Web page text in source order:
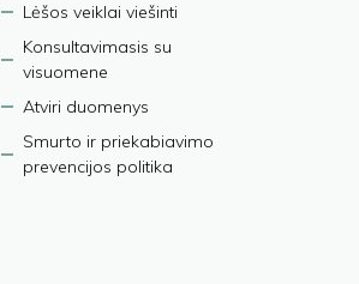
Lėšos veiklai viešinti
Konsultavimasis su
visuomene
Atviri duomenys
Smurto ir priekabiavimo
prevencijos politika